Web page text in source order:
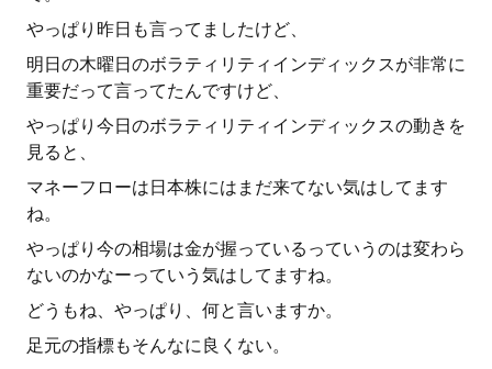
やっぱり昨日も言ってましたけど、
明日の木曜日のボラティリティインディックスが非常に
重要だって言ってたんですけど、
やっぱり今日のボラティリティインディックスの動きを
見ると、
マネーフローは日本株にはまだ来てない気はしてます
ね。
やっぱり今の相場は金が握っているっていうのは変わら
ないのかなーっていう気はしてますね。
どうもね、やっぱり、何と言いますか。
足元の指標もそんなに良くない。